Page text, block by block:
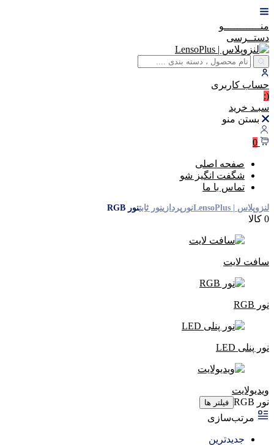
منــــــــــــو
دستــرسی
حساب کاربری
(:
سبـد خرید
بستن منو
0
صفحه اصلی
شگفت انگیز شو
تماس با ما
لنزوپلاس | LensoPlus نورپردازینور ثابتنور RGB
0 کالا
سافت لایت
نور RGB
نور پنلی LED
ویدیولایت
نور RGB
فیلتر ها
مرتب‌سازی
جدیدترین